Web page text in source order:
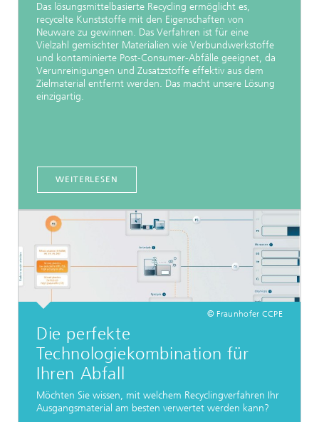
Das lösungsmittelbasierte Recycling ermöglicht es,
recycelte Kunststoffe mit den Eigenschaften von
Neuware zu gewinnen. Das Verfahren ist für eine
Vielzahl gemischter Materialien wie Verbundwerkstoffe
und kontaminierte Post-Consumer-Abfälle geeignet, da
Verunreinigungen und Zusatzstoffe effektiv aus dem
Zielmaterial entfernt werden. Das macht unsere Lösung
einzigartig.
WEITERLESEN
© Fraunhofer CCPE
Die perfekte
Technologiekombination für
Ihren Abfall
Möchten Sie wissen, mit welchem Recyclingverfahren Ihr
Ausgangsmaterial am besten verwertet werden kann?